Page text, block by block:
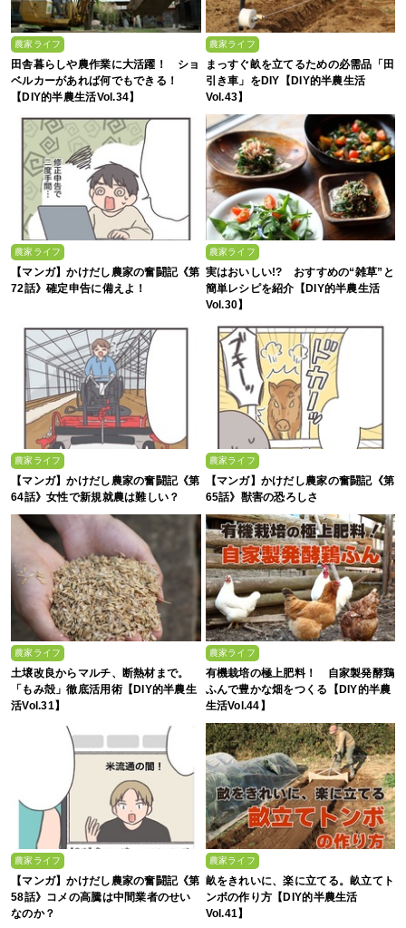
農家ライフ
田舎暮らしや農作業に大活躍！ ショ
ベルカーがあれば何でもできる！
【DIY的半農生活Vol.34】
農家ライフ
まっすぐ畝を立てるための必需品「田
引き車」をDIY【DIY的半農生活
Vol.43】
農家ライフ
【マンガ】かけだし農家の奮闘記《第
72話》確定申告に備えよ！
農家ライフ
実はおいしい!? おすすめの“雑草”と
簡単レシピを紹介【DIY的半農生活
Vol.30】
農家ライフ
【マンガ】かけだし農家の奮闘記《第
64話》女性で新規就農は難しい？
農家ライフ
【マンガ】かけだし農家の奮闘記《第
65話》獣害の恐ろしさ
農家ライフ
土壌改良からマルチ、断熱材まで。
「もみ殻」徹底活用術【DIY的半農生
活Vol.31】
農家ライフ
有機栽培の極上肥料！ 自家製発酵鶏
ふんで豊かな畑をつくる【DIY的半農
生活Vol.44】
農家ライフ
【マンガ】かけだし農家の奮闘記《第
58話》コメの高騰は中間業者のせい
なのか？
農家ライフ
畝をきれいに、楽に立てる。畝立てト
ンボの作り方【DIY的半農生活
Vol.41】